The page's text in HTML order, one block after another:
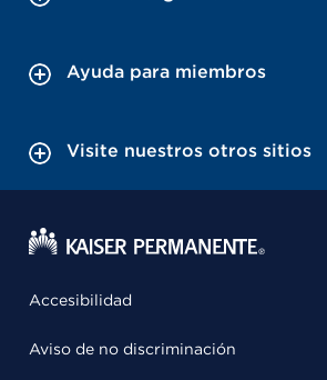
Ayuda para miembros
Visite nuestros otros sitios
Accesibilidad
Aviso de no discriminación